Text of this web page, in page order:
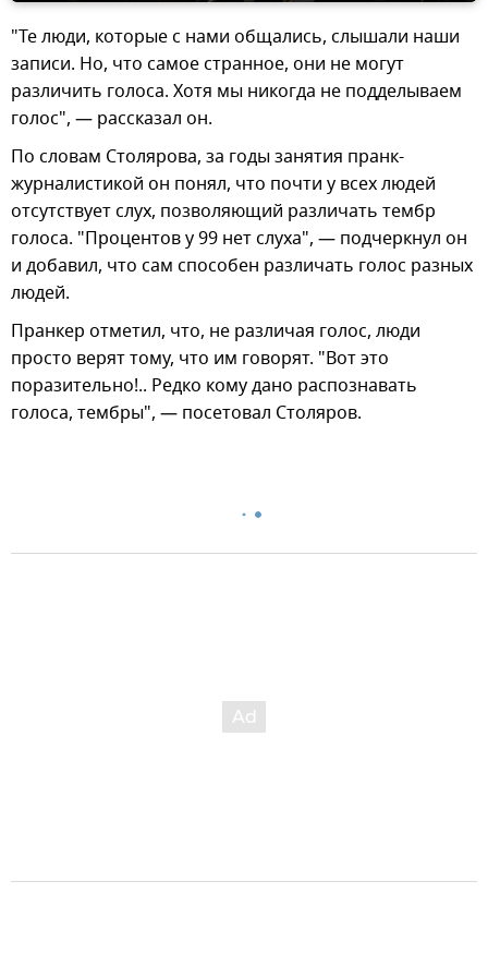
"Те люди, которые с нами общались, слышали наши
записи. Но, что самое странное, они не могут
различить голоса. Хотя мы никогда не подделываем
голос", — рассказал он.
По словам Столярова, за годы занятия пранк-
журналистикой он понял, что почти у всех людей
отсутствует слух, позволяющий различать тембр
голоса. "Процентов у 99 нет слуха", — подчеркнул он
и добавил, что сам способен различать голос разных
людей.
Пранкер отметил, что, не различая голос, люди
просто верят тому, что им говорят. "Вот это
поразительно!.. Редко кому дано распознавать
голоса, тембры", — посетовал Столяров.